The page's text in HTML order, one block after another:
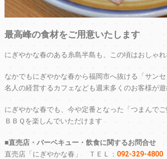
最高峰の食材をご用意いたします
にぎやかな春のある糸島半島も、この頃はおしゃ
なかでもにぎやかな春から福岡市へ抜ける「サン
名人の経営するカフェなども週末多くのお客様が遊
にぎやかな春でも、今や定番となった「つまんで
ＢＢＱを楽しんでいただけます
■直売店・バーベキュー・飲食に関するお問合せ
直売店「にぎやかな春」 ＴＥＬ： 092-329-4800